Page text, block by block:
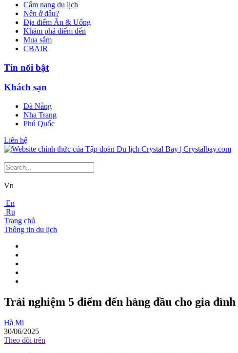
Cẩm nang du lịch
Nên ở đâu?
Địa điểm Ăn & Uống
Khám phá điểm đến
Mua sắm
CBAIR
Tin nổi bật
Khách sạn
Đà Nẵng
Nha Trang
Phú Quốc
Liên hệ
Vn
En
Ru
Trang chủ
Thông tin du lịch
Trải nghiệm 5 điểm đến hàng đầu cho gia
Hà Mi
30/06/2025
Theo dõi trên